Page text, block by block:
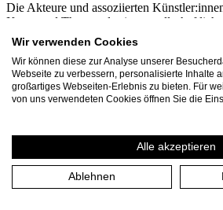
Die Akteure und assoziierten
Kunst und Theater als eine gesellschaftlich
Kommunikation. Mit innovativen
Kooperationen haben sie sich gemeinsam
Strategien der Zusammenarbeit zu
untereinander und zwischen Theater,
stärken. Durch die organischen
der Stadtmitte von Mülheim kommen
befinden sich im dynamischen Wandel
Mehr Informationen
vier.ruhr
Wir verwenden Cookies
Wir können diese zur Analyse unserer
Webseite zu verbessern, personalisierte Inhalte
großartiges Webseiten-Erlebnis zu bieten. Für
von uns verwendeten Cookies öffnen Sie die
Alle akzeptieren
Ablehnen